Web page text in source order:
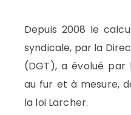
Depuis 2008 le
syndicale, par la
(DGT), a évolué par
au fur et à mesure,
la loi Larcher.